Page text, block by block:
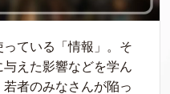
ている「情報」。そ
えた影響などを学ん
者のみなさんが陥っ